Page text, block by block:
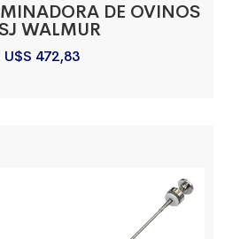
DE OVINOS
WALMUR
U$S 472,83